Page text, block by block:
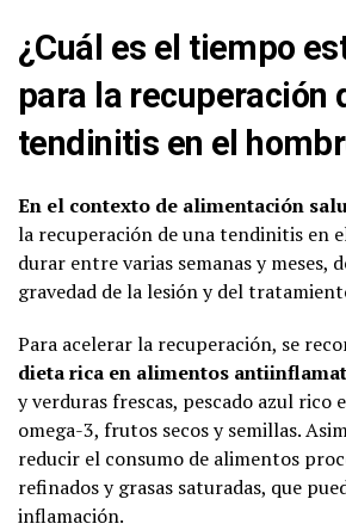
¿Cuál es el tiempo
para la recuperación
tendinitis en el
En el contexto de alimentación
la recuperación de una tendinitis en
durar entre varias semanas y meses,
gravedad de la lesión y del
Para acelerar la recuperación, se
dieta rica en alimentos
y verduras frescas, pescado azul rico
omega-3, frutos secos y semillas.
reducir el consumo de alimentos
refinados y grasas saturadas, que
inflamación.